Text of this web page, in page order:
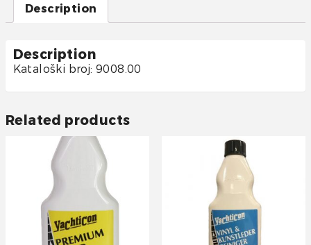
Description
Description
Kataloški broj: 9008.00
Related products